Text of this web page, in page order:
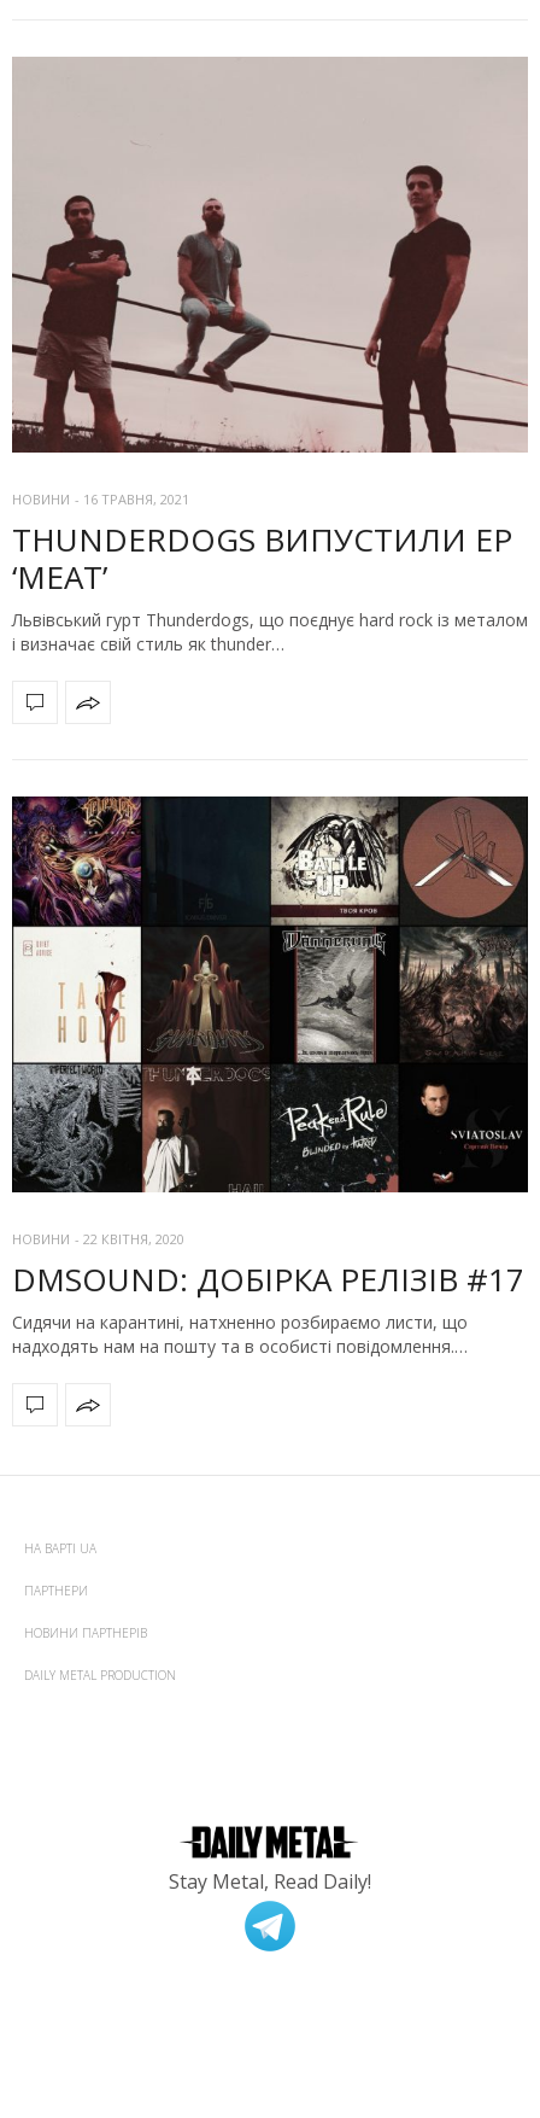
НОВИНИ - 16 ТРАВНЯ, 2021
THUNDERDOGS ВИПУСТИЛИ EP
‘MEAT’
Львівський гурт Thunderdogs, що поєднує hard rock із металом
і визначає свій стиль як thunder…
НОВИНИ - 22 КВІТНЯ, 2020
DMSOUND: ДОБІРКА РЕЛІЗІВ #17
Сидячи на карантині, натхненно розбираємо листи, що
надходять нам на пошту та в особисті повідомлення.…
НА ВАРТІ UA
ПАРТНЕРИ
НОВИНИ ПАРТНЕРІВ
DAILY METAL PRODUCTION
Stay Metal, Read Daily!